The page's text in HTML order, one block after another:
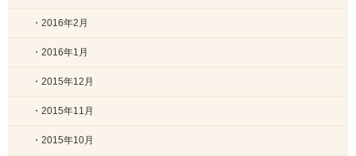
・2016年2月
・2016年1月
・2015年12月
・2015年11月
・2015年10月